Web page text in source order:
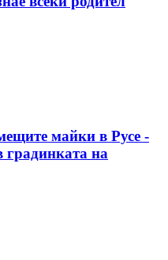
майки в Русе -
градинката на